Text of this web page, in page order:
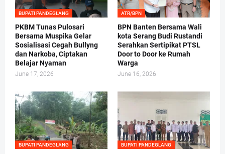
BUPATI PANDEGLANG
PKBM Tunas Pulosari
Bersama Muspika Gelar
Sosialisasi Cegah Bullyng
dan Narkoba, Ciptakan
Belajar Nyaman
June 17, 2026
ATR/BPN
BPN Banten Bersama Wali
kota Serang Budi Rustandi
Serahkan Sertipikat PTSL
Door to Door ke Rumah
Warga
June 16, 2026
BUPATI PANDEGLANG BUPATI PANDEGLANG